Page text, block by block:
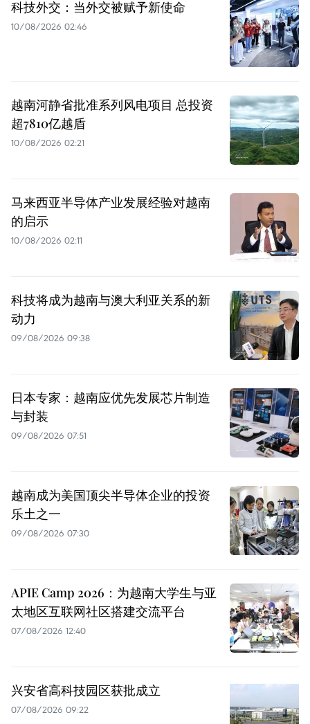
科技外交：当外交被赋予新使命
10/08/2026 02:46
越南河静省批准系列风电项目 总投资
超7810亿越盾
10/08/2026 02:21
马来西亚半导体产业发展经验对越南
的启示
10/08/2026 02:11
科技将成为越南与澳大利亚关系的新
动力
09/08/2026 09:38
日本专家：越南应优先发展芯片制造
与封装
09/08/2026 07:51
越南成为美国顶尖半导体企业的投资
乐土之一
09/08/2026 07:30
APIE Camp 2026：为越南大学生与亚
太地区互联网社区搭建交流平台
07/08/2026 12:40
兴安省高科技园区获批成立
07/08/2026 09:22